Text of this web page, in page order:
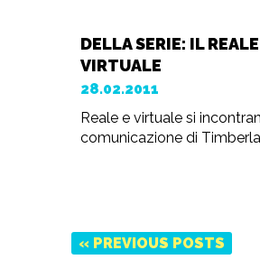
DELLA SERIE: IL
VIRTUALE
28.02.2011
Reale e virtuale si
comunicazione di
« PREVIOUS POSTS